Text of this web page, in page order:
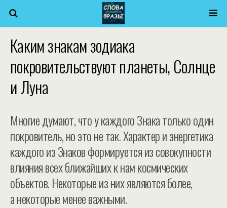
Каким знакам зодиака
покровительствуют планеты, Солнце
и Луна
Многие думают, что у каждого Знака только один
покровитель, но это не так. Характер и энергетика
каждого из Знаков формируется из совокупности
влияния всех ближайших к нам космических
объектов. Некоторые из них являются более,
а некоторые менее важными.